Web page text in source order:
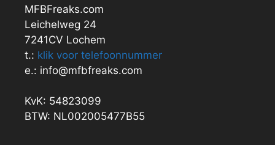
MFBFreaks.com
Leichelweg 24
7241CV Lochem
t.: klik voor telefoonnummer
e.: info@mfbfreaks.com
KvK: 54823099
BTW: NL002005477B55